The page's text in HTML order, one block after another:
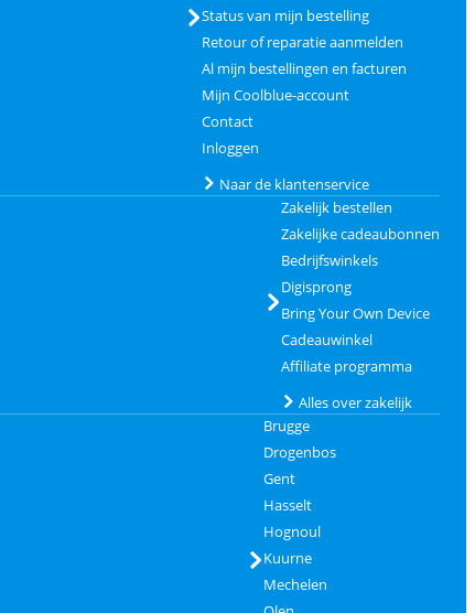
Status van mijn bestelling
Retour of reparatie aanmelden
Al mijn bestellingen en facturen
Mijn Coolblue-account
Contact
Inloggen
Naar de klantenservice
Zakelijk bestellen
Zakelijke cadeaubonnen
Bedrijfswinkels
Digisprong
Bring Your Own Device
Cadeauwinkel
Affiliate programma
Alles over zakelijk
Brugge
Drogenbos
Gent
Hasselt
Hognoul
Kuurne
Mechelen